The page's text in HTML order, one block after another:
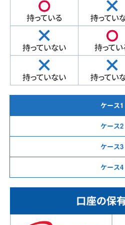
ケース1
ケース2
ケース3
ケース4